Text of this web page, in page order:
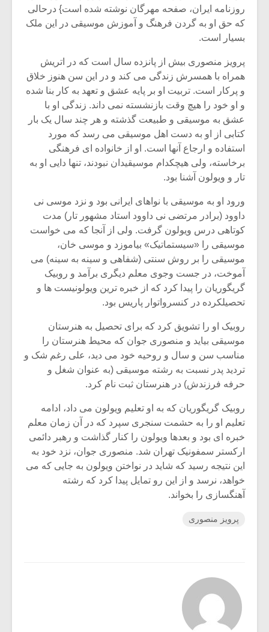
روزنامه ایران، صفحه مهرگان نوشته شده است} درحالی
که حق او به گردن فرهنگ و آموزش موسیقی در این ملک
بسیار است.
پرویز منصوری بیش از پانزده سال است که در اتریش
همراه با همسرش زندگی می کند و در این سن هنوز خلاق
و پرکار است. تربیت او بر پایه عشق و تعهد به کار بنا شده
و او خود را هیچ وقت بازنشسته نمی داند. زندگی او با
عشق به موسیقی و طبیعت گذشته و هر چند سال یک بار
کتابی از او به دست اهل موسیقی می رسد که مورد
استفاده و ارجاع آنها است. او از خانواده ای فرهنگی
برخاسته، ولی هیچکدام موسیقیدان نبودند، تنها دایی او به
تار و ویولون آشنا بود.
ورود او به موسیقی با نواهای ایرانی بود و نزد موسی نی
داوود (برادر مرتضی نی داوود استاد مشهور تار) مدت
کوتاهی درس ویولون گرفت. ولی از آنجا که می خواست
موسیقی را «سیستماتیک» بیاموزد و موسی خان،
موسیقی را بر روش سنتی (شفاهی و سینه به سینه) می
آموخت، در جست وجوی معلم دیگری برآمد و روبیک
گریگوریان را پیدا کرد که از خبره ترین ویولونیست ها و
تحصیلکرده در کنسرواتوار پاریس بود.
روبیک او را تشویق کرد که برای تحصیل به هنرستان
موسیقی بیاید و منصوری جوان که محیط هنرستان را
مناسب سن و سال و روحیه خود می دید، علی رغم شک و
تردید پدر نسبت به رشته موسیقی (به عنوان شغل و
حرفه فرزندش) در هنرستان ثبت نام کرد.
روبیک گریگوریان که به او تعلیم ویولون می داد، ادامه
تعلیم او را به حشمت سنجری سپرد که در آن زمان معلم
خبره ای بود و بعدها ویولون را کنار گذاشت و رهبر دائمی
ارکستر سمفونیک تهران شد. منصوری جوان، نزد خود به
این نتیجه رسید که شاید در نواختن ویولون به جایی که می
خواهد، نرسد و از این رو تمایل پیدا کرد که رشته
آهنگسازی را بخواند.
پرویز منصوری
میکلوش روژا
یادداشتی بر موسیقی
متن فیلم «متری
شیش و نیم»
اگر نمی توانی
مشهورترین باشی،
بدنام ترین باش
موریس ژار
دوره
موسیقی
موسیقی